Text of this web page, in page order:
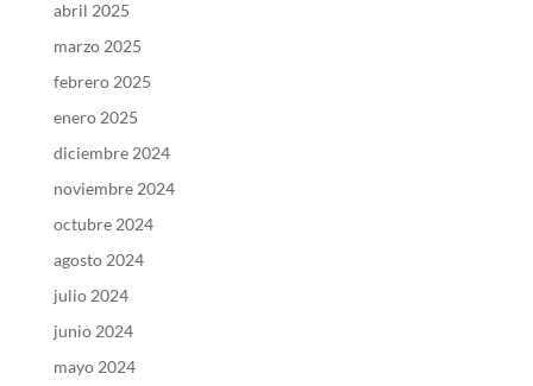
abril 2025
marzo 2025
febrero 2025
enero 2025
diciembre 2024
noviembre 2024
octubre 2024
agosto 2024
julio 2024
junio 2024
mayo 2024